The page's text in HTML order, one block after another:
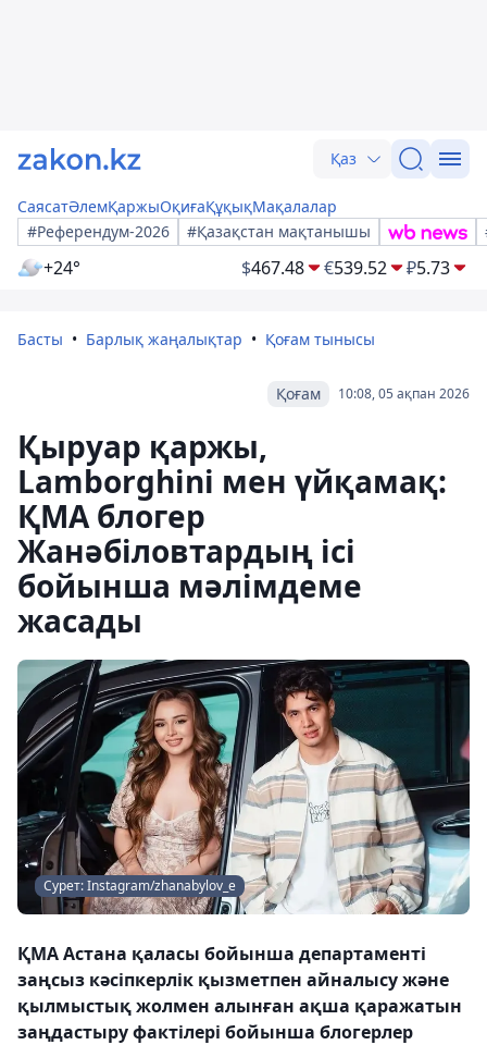
Қаз
СаясатӘлемҚаржыОқиғаҚұқықМақалалар
#Референдум-2026
#Қазақстан мақтанышы
+24° $467.48 €539.52 ₽5.73
Басты Барлық жаңалықтар Қоғам тынысы
10:08, 05 ақпан 2026
Қоғам
Қыруар қаржы,
Lamborghini мен үйқамақ:
ҚМА блогер
Жанәбіловтардың ісі
бойынша мәлімдеме
жасады
Сурет: Instagram/zhanabylov_e
ҚМА Астана қаласы бойынша департаменті
заңсыз кәсіпкерлік қызметпен айналысу және
қылмыстық жолмен алынған ақша қаражатын
заңдастыру фактілері бойынша блогерлер